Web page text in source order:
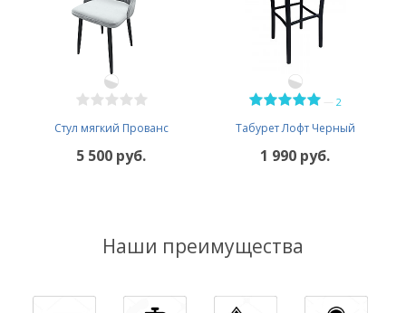
Стул мягкий Прованс
5 500 руб.
2
Табурет Лофт Черный
1 990 руб.
Наши преимущества